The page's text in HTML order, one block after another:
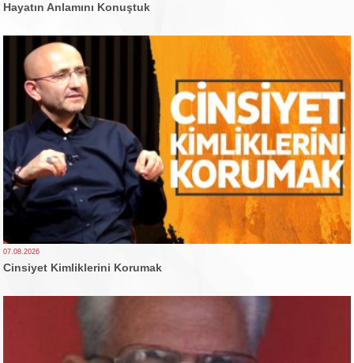
Hayatın Anlamını Konuştuk
07.08.2026
Cinsiyet Kimliklerini Korumak